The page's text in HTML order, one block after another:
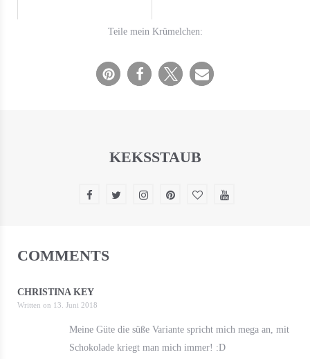
Teile mein Krümelchen:
KEKSSTAUB
COMMENTS
CHRISTINA KEY
Written on 13. Juni 2018
Meine Güte die süße Variante spricht mich mega an, mit
Schokolade kriegt man mich immer! :D